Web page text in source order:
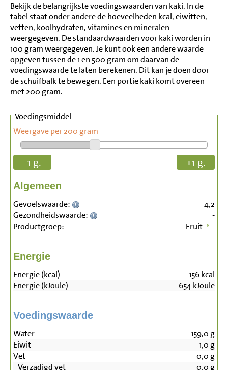
Bekijk de belangrijkste voedingswaarden van kaki. In de
tabel staat onder andere de hoeveelheden kcal, eiwitten,
vetten, koolhydraten, vitamines en mineralen
weergegeven. De standaardwaarden voor kaki worden in
100 gram weergegeven. Je kunt ook een andere waarde
opgeven tussen de 1 en 500 gram om daarvan de
voedingswaarde te laten berekenen. Dit kan je doen door
de schuifbalk te bewegen. Een portie kaki komt overeen
met 200 gram.
Voedingsmiddel
Weergave per 200 gram
-1 g. +1 g.
Algemeen
Gevoelswaarde:
4,2
Gezondheidswaarde:
-
Productgroep:
Fruit
Energie
Energie (kcal) 156kcal
Energie (kJoule)
654kJoule
Voedingswaarde
Water 159,0 g
Eiwit
1,0 g
Vet
0,0 g
Verzadigd vet
0,0 g